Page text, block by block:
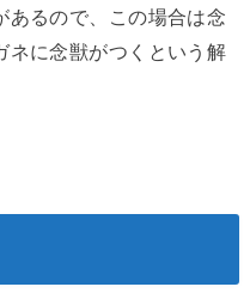
あるので、この場合は念
ネに念獣がつくという解